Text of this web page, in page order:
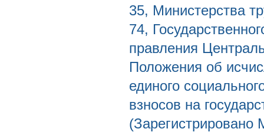
35, Министерства
74,
правления
Положения об
единого
взносов на